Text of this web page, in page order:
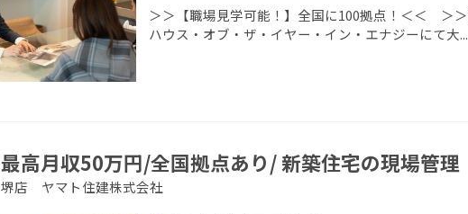
＞＞【職場見学可能！】全国に100拠点！＜＜ ＞
ハウス・オブ・ザ・イヤー・イン・エナジーにて大...
最高月収50万円/全国拠点あり/ 新築住宅の現場管理
堺店 ヤマト住建株式会社